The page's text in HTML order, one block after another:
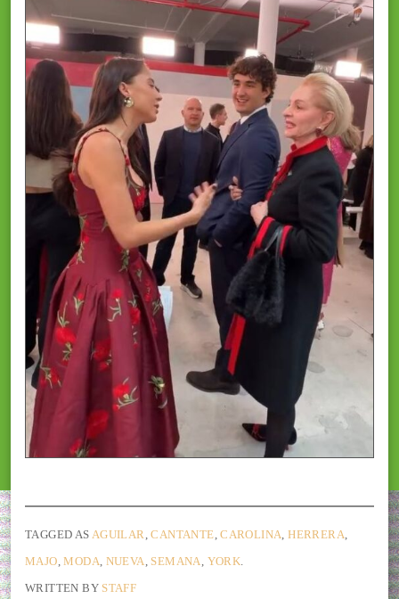
TAGGED AS AGUILAR ,CANTANTE ,CAROLINA ,HERRERA
MAJO ,MODA NUEVA SEMANA YORK
WRITTEN BY STAFF